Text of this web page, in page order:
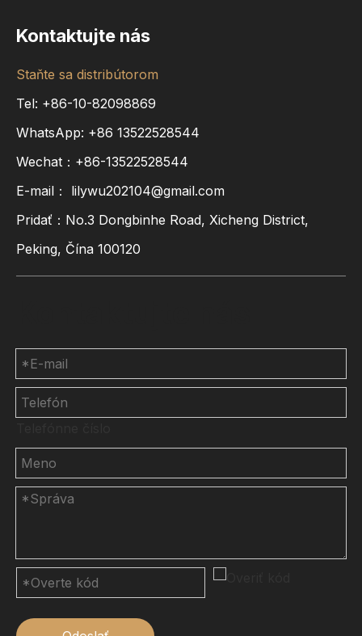
Kontaktujte nás
Staňte sa distribútorom
Tel: +86-10-82098869
WhatsApp: +86 13522528544
Wechat：+86-13522528544
E-mail： lilywu202104@gmail.com
Pridať：No.3 Dongbinhe Road, Xicheng District,
Peking, Čína 100120